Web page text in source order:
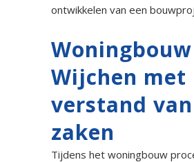
ontwikkelen van een
Wijchen met
verstand van
zaken
Tijdens het woningbouw